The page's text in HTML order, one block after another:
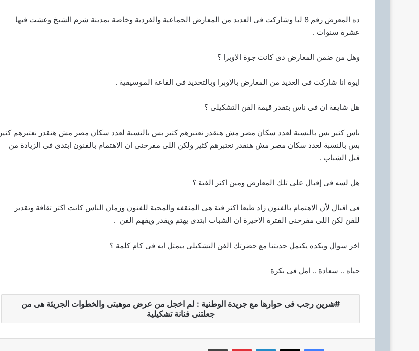
ده المعرض رقم 8 ليا وشاركت فى العديد من المعارض الجماعية والفردية وخاصة بمدينة شرم الشيخ وعشت فيها
عشرة سنوات .
وهل من ضمن المعارض دى كانت جوة الاوبرا ؟
ايوة انا شاركت فى العديد من المعارض بالاوبرا وبالتحديد فى القاعة الموسيقية .
هل شايفة ان فى ناس بتقدر قيمة الفن التشكيلى ؟
ناس كثير بس بالنسبة لعدد سكان مصر مش هنقدر نعتبرهم كثير بس بالنسبة لعدد سكان مصر مش هنقدر نعتبرهم كثير
بس بالنسبة لعدد سكان مصر مش هنقدر نعتبرهم كثير ولكن اللى مفرحنى ان الاهتمام بالفنون ابتدى فى الزيادة من
قبل الشباب .
هل لسه فى إقبال على تلك المعارض ومين اكثر الفئة ؟
فى اقبال لأن الاهتمام بالفنون زاد طبعا اكثر فئة هى المثقفه والمحبة للفنون وزمان الناس كانت اكثر ثقافة وتقدير
للفن لكن اللى مفرحنى الفترة الاخيرة ان الشباب ابتدى يهتم ويقدر ويفهم الفن .
اخر سؤال وبكده يكتمل حديثنا مع حضرتك الفن التشكيلى بيمثل ايه فى كام كلمة ؟
حياه .. سعادة .. امل فى بكرة
شرين رجب فى حوارها مع جريدة الوطنية : لم اخجل من عرض موهبتى والخطوات الجريئة هى من
جعلتنى فنانة تشكيلية
فيسبوك لينكدإن بينتيريست